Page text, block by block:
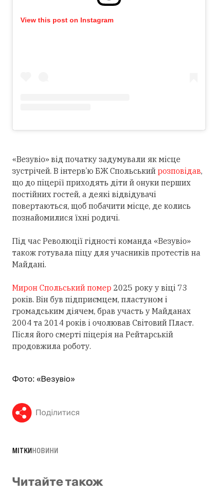
View this post on Instagram
«Везувіо» від початку задумували як місце
зустрічей. В інтерв’ю БЖ Спольський розповідав,
що до піцерії приходять діти й онуки перших
постійних гостей, а деякі відвідувачі
повертаються, щоб побачити місце, де колись
познайомилися їхні родичі.
Під час Революції гідності команда «Везувіо»
також готувала піцу для учасників протестів на
Майдані.
Мирон Спольський помер 2025 року у віці 73
років. Він був підприємцем, пластуном і
громадським діячем, брав участь у Майданах
2004 та 2014 років і очолював Світовий Пласт.
Після його смерті піцерія на Рейтарській
продовжила роботу.
Фото: «Везувіо»
Поділитися
МІТКИНОВИНИ
Читайте також